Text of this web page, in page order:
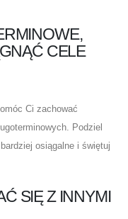
CELE
Ci zachować
Podziel
osiągalne i świętuj
SIĘ Z INNYMI